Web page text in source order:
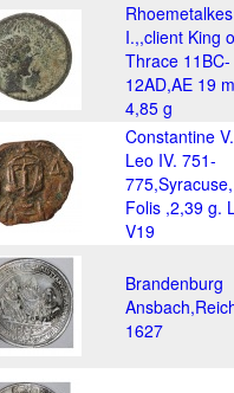
Rhoemetalkes
I.,,client King
Thrace 11BC-
12AD,AE 19
4,85 g
Constantine
Leo IV. 751-
Folis ,2,39 g.
V19
Brandenburg
1627